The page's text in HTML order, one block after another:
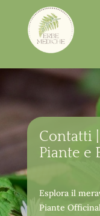
Contatti
Piante e
Esplora il
Piante